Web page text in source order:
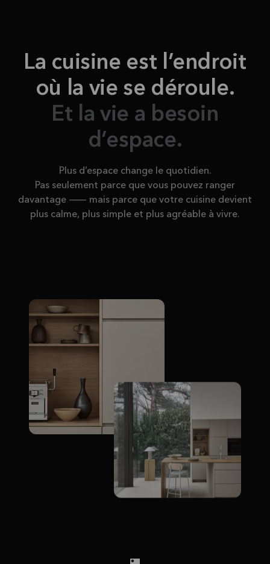
La cuisine est l’endroit
où la vie se déroule.
Et la vie a besoin
d’espace.
Plus d’espace change le quotidien.
Pas seulement parce que vous pouvez ranger
davantage — mais parce que votre cuisine devient
plus calme, plus simple et plus agréable à vivre.